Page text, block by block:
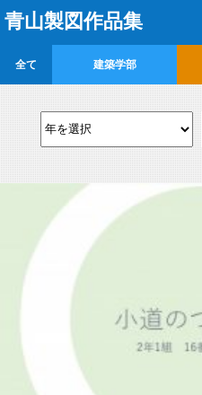
青山製図作品集
全て 建築学部